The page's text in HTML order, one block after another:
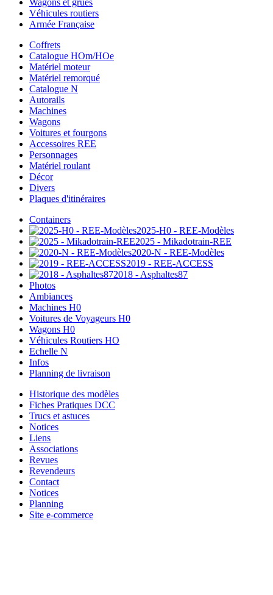
Wagons et grues
Véhicules routiers
Armée Française
Coffrets
Catalogue HOm/HOe
Matériel moteur
Matériel remorqué
Catalogue N
Autorails
Machines
Wagons
Voitures et fourgons
Accessoires REE
Personnages
Matériel roulant
Décor
Divers
Plaques d'itinéraires
Containers
2025-H0 - REE-Modèles
2025 - Mikadotrain-REE
2020-N - REE-Modèles
2019 - REE-ACCESS
2018 - Asphaltes87
Photos
Ambiances
Machines H0
Voitures de Voyageurs H0
Wagons H0
Véhicules Routiers HO
Echelle N
Infos
Planning de livraison
Historique des modèles
Fiches Pratiques DCC
Trucs et astuces
Notices
Liens
Associations
Revues
Revendeurs
Contact
Notices
Planning
Site e-commerce